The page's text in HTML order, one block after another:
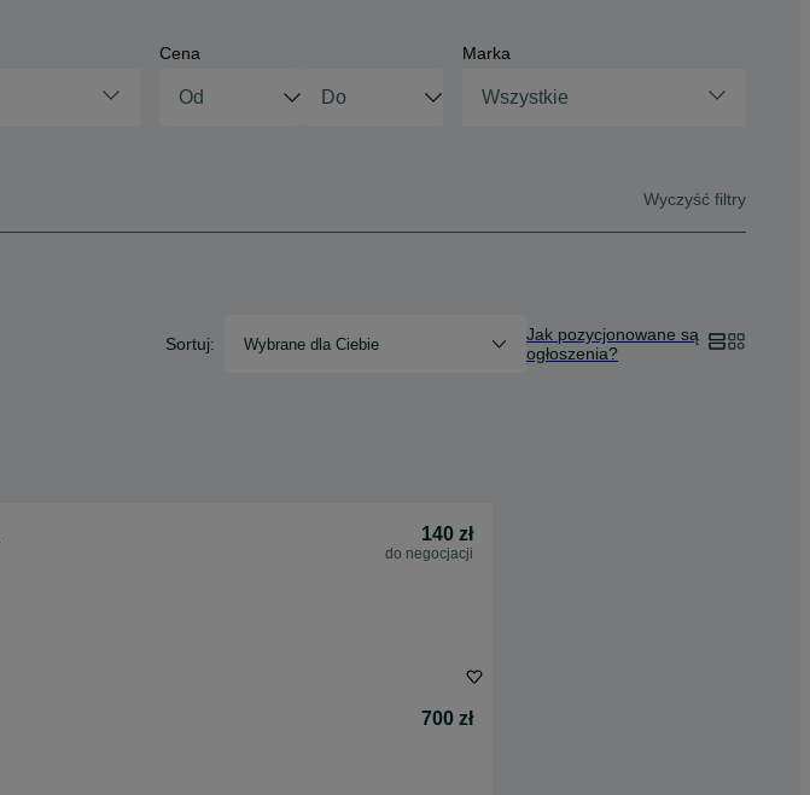
Cena Marka
Wszystkie
Wyczyść filtry
Sortuj: Wybrane dla Ciebie
Jak pozycjonowane są
ogłoszenia?
140 zł
do negocjacji
700 zł